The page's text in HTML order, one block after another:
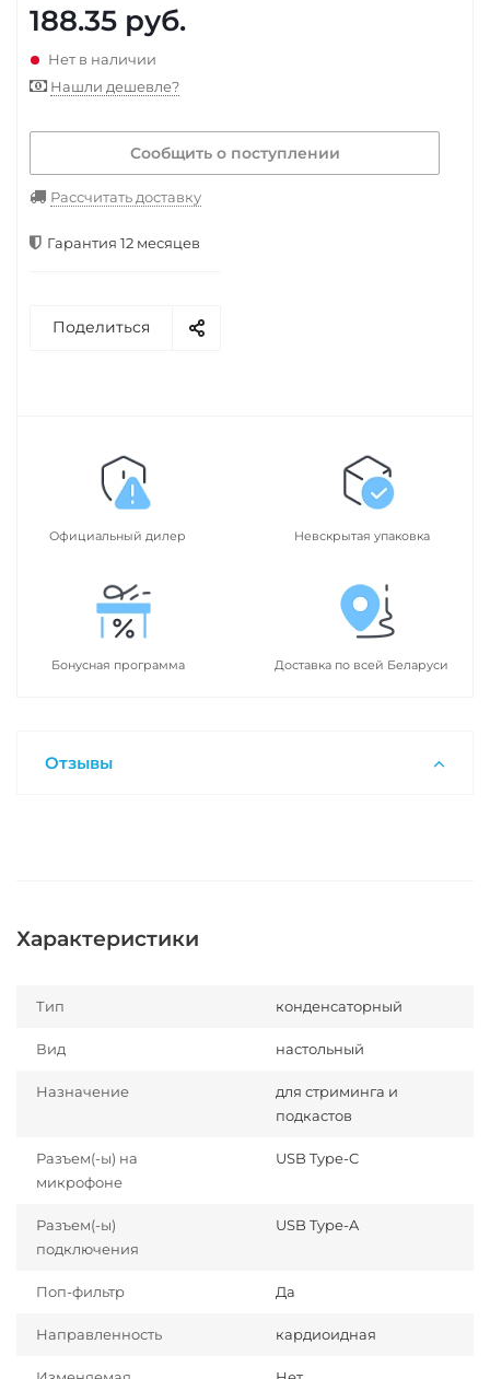
188.35 руб.
Нет в наличии
Нашли дешевле?
Сообщить о поступлении
Рассчитать доставку
Гарантия 12 месяцев
Поделиться
Официальный дилер Невскрытая упаковка
Бонусная программа Доставка по всей Беларуси
Отзывы
Характеристики
Тип конденсаторный
Вид настольный
Назначение
для стриминга и
подкастов
Разъем(-ы) на
микрофоне
USB Type-C
Разъем(-ы)
подключения
USB Type-A
Поп-фильтр Да
Направленность кардиоидная